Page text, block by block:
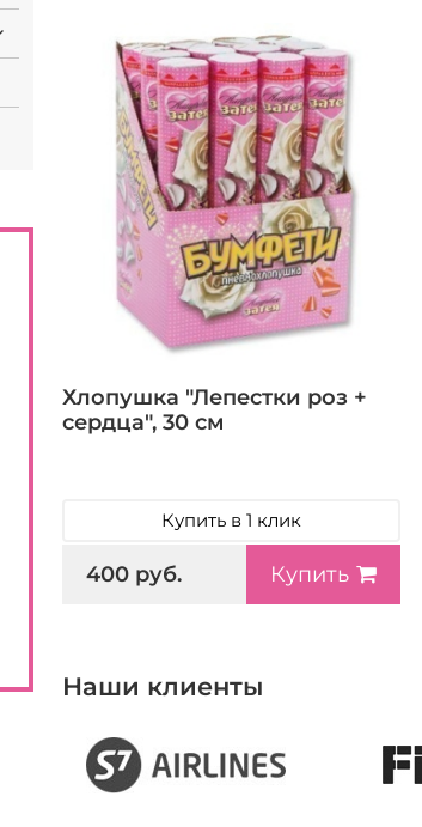
Хлопушка "Лепестки роз +
сердца", 30 см
Купить в 1 клик
400 руб. Купить
Наши клиенты